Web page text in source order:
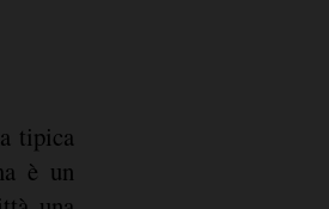
tipica
è un